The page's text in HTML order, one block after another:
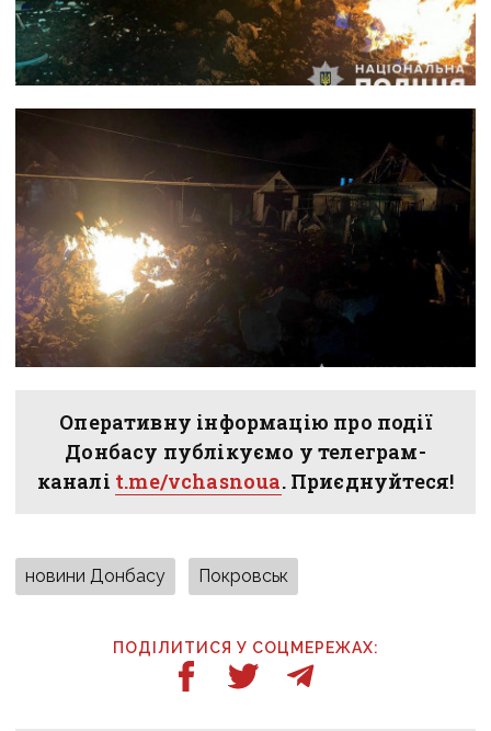
Оперативну інформацію про події
Донбасу публікуємо у телеграм-
каналі t.me/vchasnoua. Приєднуйтеся!
новини Донбасу Покровськ
ПОДІЛИТИСЯ У СОЦМЕРЕЖАХ: